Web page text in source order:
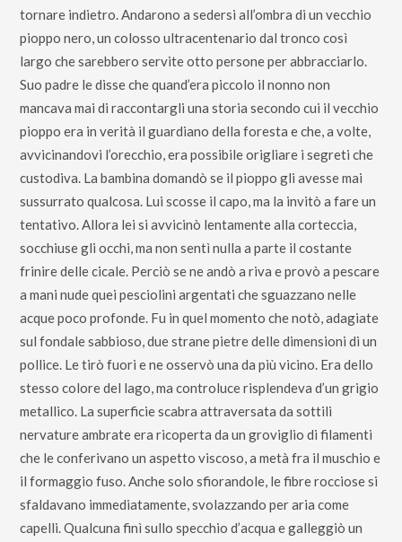
tornare indietro. Andarono a sedersi all’ombra di un vecchio
pioppo nero, un colosso ultracentenario dal tronco così
largo che sarebbero servite otto persone per abbracciarlo.
Suo padre le disse che quand’era piccolo il nonno non
mancava mai di raccontargli una storia secondo cui il vecchio
pioppo era in verità il guardiano della foresta e che, a volte,
avvicinandovi l’orecchio, era possibile origliare i segreti che
custodiva. La bambina domandò se il pioppo gli avesse mai
sussurrato qualcosa. Lui scosse il capo, ma la invitò a fare un
tentativo. Allora lei si avvicinò lentamente alla corteccia,
socchiuse gli occhi, ma non sentì nulla a parte il costante
frinire delle cicale. Perciò se ne andò a riva e provò a pescare
a mani nude quei pesciolini argentati che sguazzano nelle
acque poco profonde. Fu in quel momento che notò, adagiate
sul fondale sabbioso, due strane pietre delle dimensioni di un
pollice. Le tirò fuori e ne osservò una da più vicino. Era dello
stesso colore del lago, ma controluce risplendeva d’un grigio
metallico. La superficie scabra attraversata da sottili
nervature ambrate era ricoperta da un groviglio di filamenti
che le conferivano un aspetto viscoso, a metà fra il muschio e
il formaggio fuso. Anche solo sfiorandole, le fibre rocciose si
sfaldavano immediatamente, svolazzando per aria come
capelli. Qualcuna finì sullo specchio d’acqua e galleggiò un